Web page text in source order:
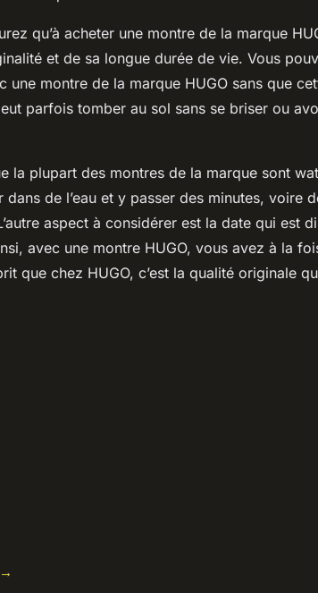
acheter une montre de la marque
et de sa longue durée de vie. Vous
une montre de la marque HUGO sans que
parfois tomber au sol sans se briser ou
la plupart des montres de la marque sont
de l’eau et y passer des minutes, voire
aspect à considérer est la date qui est
avec une montre HUGO, vous avez à la
que chez HUGO, c’est la qualité originale